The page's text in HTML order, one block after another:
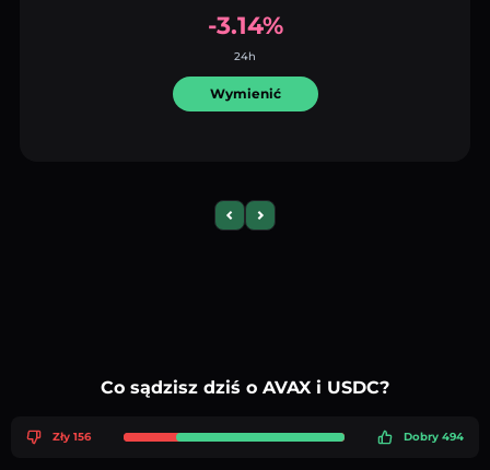
-3.14%
24h
Wymienić
Previous slide
Next slide
Co sądzisz dziś o AVAX i USDC?
Zły 156 Dobry 494